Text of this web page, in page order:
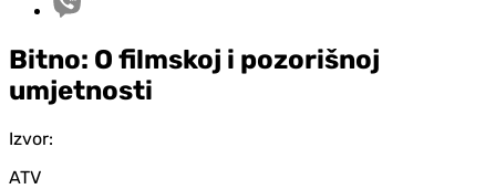
Bitno: O filmskoj i pozorišnoj
umjetnosti
Izvor:
ATV